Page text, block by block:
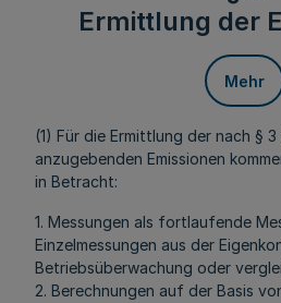
Ermittlung der
Mehr
(1) Für die Ermittlung der nach §
anzugebenden Emissionen
in Betracht:
1. Messungen als fortlaufende
Einzelmessungen aus der
Betriebsüberwachung oder
2. Berechnungen auf der Basis